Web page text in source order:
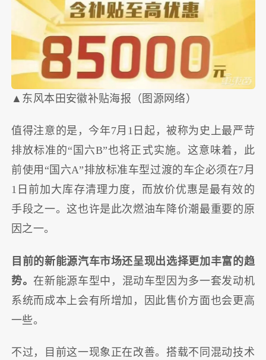
▲东风本田安徽补贴海报（图源网络）
值得注意的是，今年7月1日起，被称为史上最严苛
排放标准的“国六B”也将正式实施。这意味着，此
前使用“国六A”排放标准车型过渡的车企必须在7月
1日前加大库存清理力度，而放价优惠是最有效的
手段之一。这也许是此次燃油车降价潮最重要的原
因之一。
目前的新能源汽车市场还呈现出选择更加丰富的趋
势。 在新能源车型中，混动车型因为多一套发动机
系统而成本上会有所增加，因此售价方面也会更高
一些。
不过，目前这一现象正在改善。搭载不同混动技术